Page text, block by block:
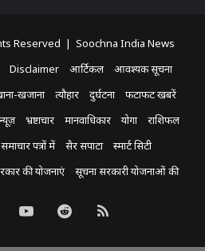
Reserved | Soochna India News
Disclaimer आर्टिकल
आवश्यक सूचना
खजाना त्यौहार दुर्घटना
फटाफट खबरें
भ्रष्टाचार मानवाधिकार योगा
राशिफल
समाचार पत्रों में सैर सपाटा
स्मार्ट सिटी
की योजनाएं सूचना सरकारी योजनाओं की
YouTubeReddit